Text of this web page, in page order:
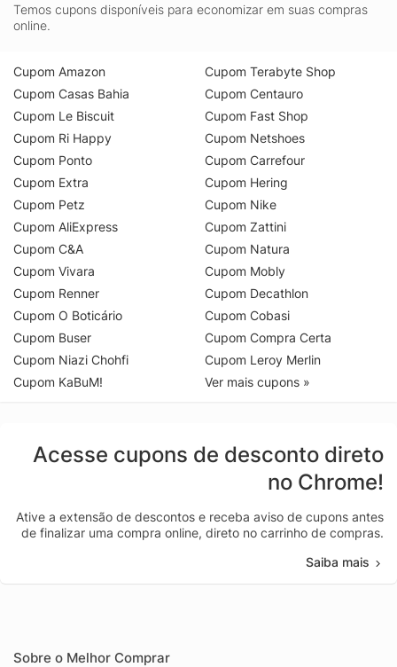
Temos cupons disponíveis para economizar em suas compras
online.
Cupom Amazon
Cupom Casas Bahia
Cupom Le Biscuit
Cupom Ri Happy
Cupom Ponto
Cupom Extra
Cupom Petz
Cupom AliExpress
Cupom C&A
Cupom Vivara
Cupom Renner
Cupom O Boticário
Cupom Buser
Cupom Niazi Chohfi
Cupom KaBuM!
Cupom Terabyte Shop
Cupom Centauro
Cupom Fast Shop
Cupom Netshoes
Cupom Carrefour
Cupom Hering
Cupom Nike
Cupom Zattini
Cupom Natura
Cupom Mobly
Cupom Decathlon
Cupom Cobasi
Cupom Compra Certa
Cupom Leroy Merlin
Ver mais cupons »
Acesse cupons de desconto direto
no Chrome!
Ative a extensão de descontos e receba aviso de cupons antes
de finalizar uma compra online, direto no carrinho de compras.
Saiba mais
Sobre o Melhor Comprar